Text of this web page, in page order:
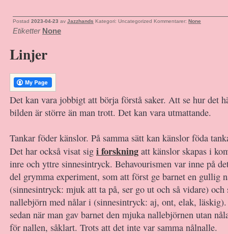
Postad 2023-04-23 av Jazzhands Kategori: Uncategorized Kommentarer: None
Etiketter None
Linjer
Det kan vara jobbigt att börja förstå saker. Att se hur det
bilden är större än man trott. Det kan vara utmattande.
Tankar föder känslor. På samma sätt kan känslor föda
Det har också visat sig i forskning att känslor skapas i
inre och yttre sinnesintryck. Behavourismen var inne på
del grymma experiment, som att först ge barnet en gullig
(sinnesintryck: mjuk att ta på, ser go ut och så vidare) och
nallebjörn med nålar i (sinnesintryck: aj, ont, elak,
sedan när man gav barnet den mjuka nallebjörnen utan
för nallen, såklart. Trots att det inte var samma nålnalle.